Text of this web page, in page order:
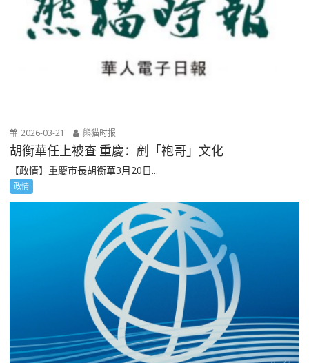
2026-03-21 熊猫时报
胡衡華任上被查 重慶：剷「袍哥」文化
【政情】重慶市長胡衡華3月20日...
政情